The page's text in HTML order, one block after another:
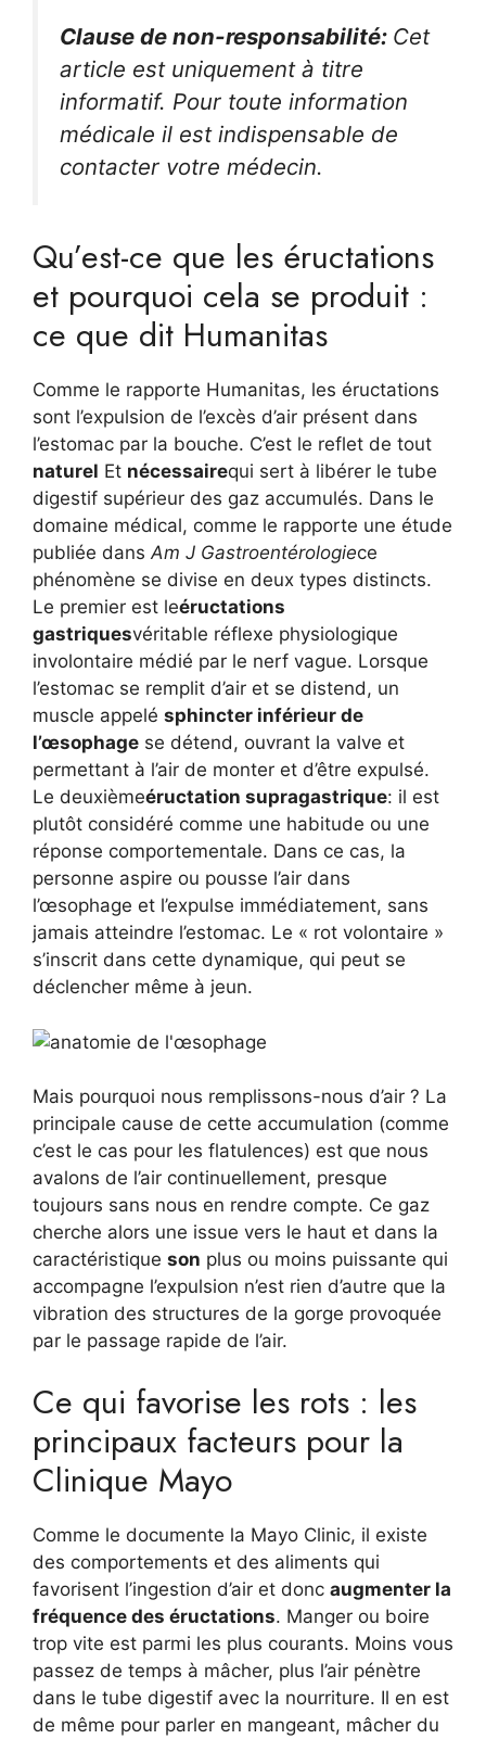
Clause de non-responsabilité: Cet
article est uniquement à titre
informatif. Pour toute information
médicale il est indispensable de
contacter votre médecin.
Qu’est-ce que les éructations
et pourquoi cela se produit :
ce que dit Humanitas
Comme le rapporte Humanitas, les éructations
sont l’expulsion de l’excès d’air présent dans
l’estomac par la bouche. C’est le reflet de tout
naturel Et nécessairequi sert à libérer le tube
digestif supérieur des gaz accumulés. Dans le
domaine médical, comme le rapporte une étude
publiée dansAm J Gastroentérologiece
phénomène se divise en deux types distincts.
Le premier est leéructations
gastriquesvéritable réflexe physiologique
involontaire médié par le nerf vague. Lorsque
l’estomac se remplit d’air et se distend, un
muscle appelé sphincter inférieur de
l’œsophage se détend, ouvrant la valve et
permettant à l’air de monter et d’être expulsé.
Le deuxièmeéructation supragastrique: il est
plutôt considéré comme une habitude ou une
réponse comportementale. Dans ce cas, la
personne aspire ou pousse l’air dans
l’œsophage et l’expulse immédiatement, sans
jamais atteindre l’estomac. Le « rot volontaire »
s’inscrit dans cette dynamique, qui peut se
déclencher même à jeun.
Mais pourquoi nous remplissons-nous d’air ? La
principale cause de cette accumulation (comme
c’est le cas pour les flatulences) est que nous
avalons de l’air continuellement, presque
toujours sans nous en rendre compte. Ce gaz
cherche alors une issue vers le haut et dans la
caractéristique son plus ou moins puissante qui
accompagne l’expulsion n’est rien d’autre que la
vibration des structures de la gorge provoquée
par le passage rapide de l’air.
Ce qui favorise les rots : les
principaux facteurs pour la
Clinique Mayo
Comme le documente la Mayo Clinic, il existe
des comportements et des aliments qui
favorisent l’ingestion d’air et donc augmenter la
fréquence des éructations. Manger ou boire
trop vite est parmi les plus courants. Moins vous
passez de temps à mâcher, plus l’air pénètre
dans le tube digestif avec la nourriture. Il en est
de même pour parler en mangeant, mâcher du